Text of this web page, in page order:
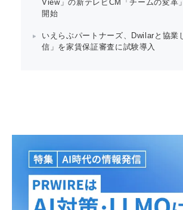
View」の新テレビCM「チームの変革
開始
いえらぶパートナーズ、Dwilarと協業
信」を家賃保証審査に試験導入